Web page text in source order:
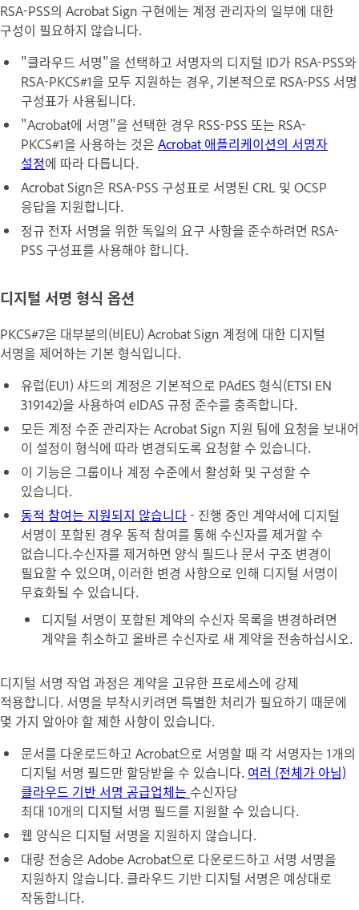
RSA-PSS의 Acrobat Sign 구현에는 계정 관리자의 일부에 대한
구성이 필요하지 않습니다.
"클라우드 서명"을 선택하고 서명자의 디지털 ID가 RSA-PSS와
RSA-PKCS#1을 모두 지원하는 경우, 기본적으로 RSA-PSS 서명
구성표가 사용됩니다.
"Acrobat에 서명"을 선택한 경우 RSS-PSS 또는 RSA-
PKCS#1을 사용하는 것은 Acrobat 애플리케이션의 서명자
설정에 따라 다릅니다.
Acrobat Sign은 RSA-PSS 구성표로 서명된 CRL 및 OCSP
응답을 지원합니다.
정규 전자 서명을 위한 독일의 요구 사항을 준수하려면 RSA-
PSS 구성표를 사용해야 합니다.
디지털 서명 형식 옵션
PKCS#7은 대부분의(비EU) Acrobat Sign 계정에 대한 디지털
서명을 제어하는 기본 형식입니다.
유럽(EU1) 샤드의 계정은 기본적으로 PAdES 형식(ETSI EN
319142)을 사용하여 eIDAS 규정 준수를 충족합니다.
모든 계정 수준 관리자는 Acrobat Sign 지원 팀에 요청을 보내어
이 설정이 형식에 따라 변경되도록 요청할 수 있습니다.
이 기능은 그룹이나 계정 수준에서 활성화 및 구성할 수
있습니다.
동적 참여는 지원되지 않습니다- 진행 중인 계약서에 디지털
서명이 포함된 경우 동적 참여를 통해 수신자를 제거할 수
없습니다.수신자를 제거하면 양식 필드나 문서 구조 변경이
필요할 수 있으며, 이러한 변경 사항으로 인해 디지털 서명이
무효화될 수 있습니다.
디지털 서명이 포함된 계약의 수신자 목록을 변경하려면
계약을 취소하고 올바른 수신자로 새 계약을 전송하십시오.
디지털 서명 작업 과정은 계약을 고유한 프로세스에 강제
적용합니다. 서명을 부착시키려면 특별한 처리가 필요하기 때문에
몇 가지 알아야 할 제한 사항이 있습니다.
문서를 다운로드하고 Acrobat으로 서명할 때 각 서명자는 1개의
디지털 서명 필드만 할당받을 수 있습니다. 여러 (전체가 아님)
클라우드 기반 서명 공급업체는 수신자당
최대 10개의 디지털 서명 필드를 지원할 수 있습니다.
웹 양식은 디지털 서명을 지원하지 않습니다.
대량 전송은 Adobe Acrobat으로 다운로드하고 서명 서명을
지원하지 않습니다. 클라우드 기반 디지털 서명은 예상대로
작동합니다.